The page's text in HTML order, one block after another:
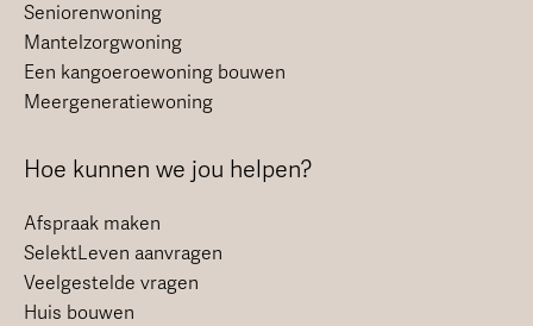
Seniorenwoning
Mantelzorgwoning
Een kangoeroewoning bouwen
Meergeneratiewoning
Hoe kunnen we jou helpen?
Afspraak maken
SelektLeven aanvragen
Veelgestelde vragen
Huis bouwen